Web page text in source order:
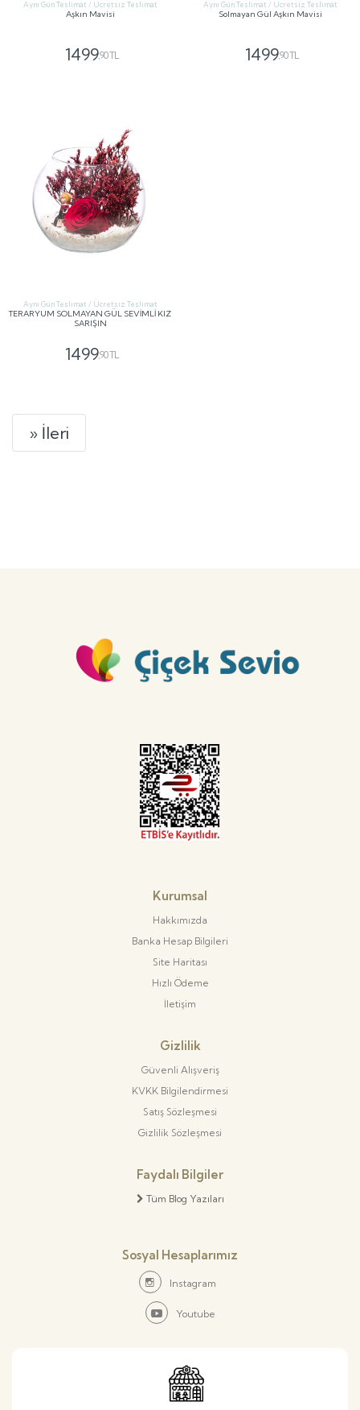
Aynı Gün Teslimat / Ücretsiz Teslimat
Aşkın Mavisi
1499,90 TL
Aynı Gün Teslimat / Ücretsiz Teslimat
Solmayan Gül Aşkın Mavisi
1499,90 TL
Aynı Gün Teslimat / Ücretsiz Teslimat
TERARYUM SOLMAYAN GÜL SEVİMLİ KIZ
SARIŞIN
1499,90 TL
» İleri
Kurumsal
Hakkımızda
Banka Hesap Bilgileri
Site Haritası
Hızlı Ödeme
İletişim
Gizlilik
Güvenli Alışveriş
KVKK Bilgilendirmesi
Satış Sözleşmesi
Gizlilik Sözleşmesi
Faydalı Bilgiler
Tüm Blog Yazıları
Sosyal Hesaplarımız
Instagram
Youtube